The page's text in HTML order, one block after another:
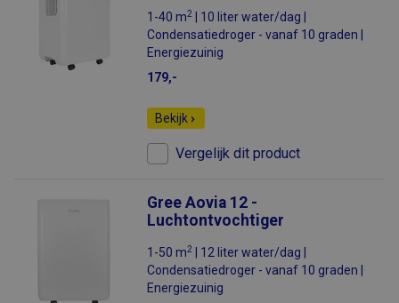
1-40 m2
| 10 liter water/dag |
Condensatiedroger - vanaf 10 graden |
Energiezuinig
179,-
Bekijk
Vergelijk dit product
Gree Aovia 12 -
Luchtontvochtiger
1-50 m2
| 12 liter water/dag |
Condensatiedroger - vanaf 10 graden |
Energiezuinig